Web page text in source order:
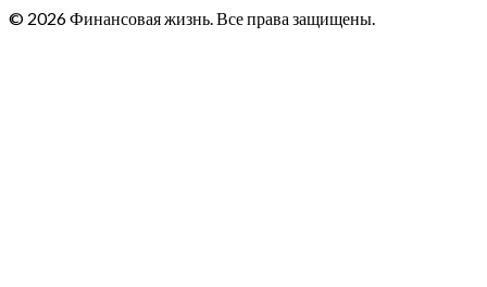
© 2026 Финансовая жизнь. Все права защищены.